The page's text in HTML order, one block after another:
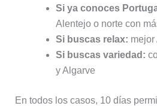
Si ya conoces
Alentejo o norte con
Si buscas relax: mejor
Si buscas variedad:
y Algarve
En todos los casos, 10 días